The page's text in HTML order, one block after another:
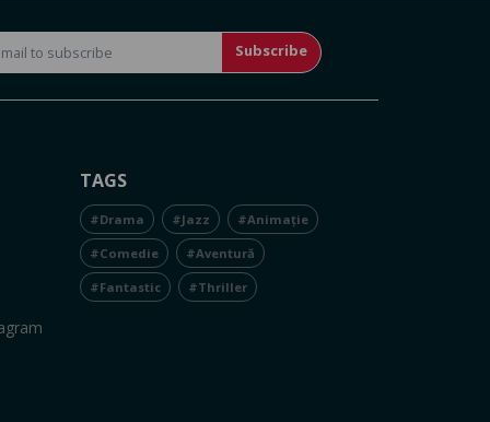
Subscribe
TAGS
#Drama #Jazz #Animație
#Comedie #Aventură
#Fantastic #Thriller